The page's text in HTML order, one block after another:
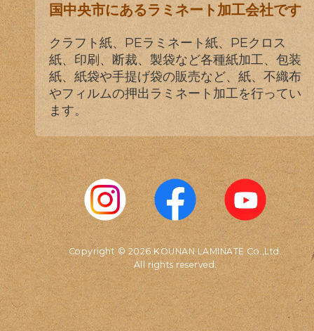
国中央市にあるラミネート加工会社です
クラフト紙、PEラミネート紙、PEクロス
紙、印刷、断裁、製袋など各種紙加工、包装
紙、紙袋や手提げ袋の販売など、紙、不織布
やフィルムの押出ラミネート加工を行ってい
ます。
Copyright © 2026 KOUNAN LAMINATE Co.,Ltd.
All rights reserved.